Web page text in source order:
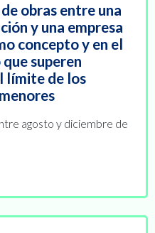
obras entre una
y una empresa
concepto y en el
superen
límite de los
agosto y diciembre de